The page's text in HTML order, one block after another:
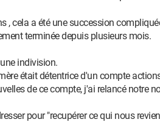
, cela a été une succession
terminée depuis plusieurs mois.
indivision.
était détentrice d'un compte
de ce compte, j'ai relancé notre
pour "recupérer ce qui nous